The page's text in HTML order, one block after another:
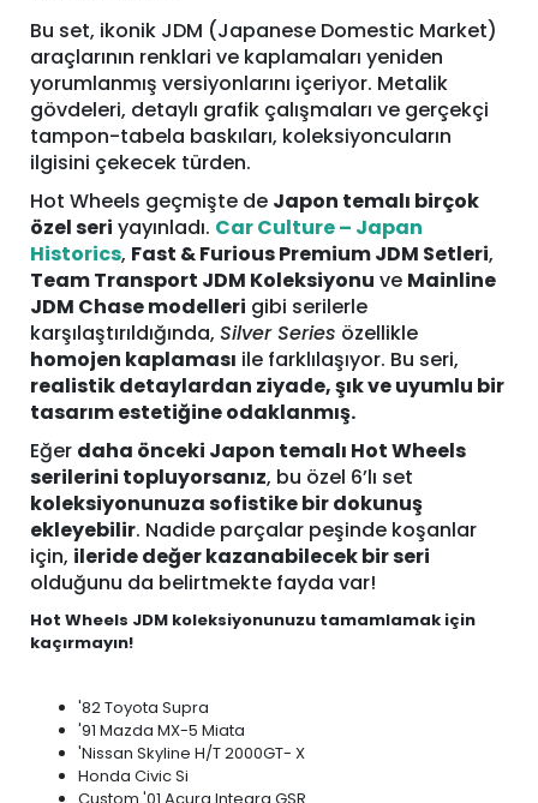
Bu set, ikonik JDM (Japanese Domestic Market)
araçlarının renklari ve kaplamaları yeniden
yorumlanmış versiyonlarını içeriyor. Metalik
gövdeleri, detaylı grafik çalışmaları ve gerçekçi
tampon-tabela baskıları, koleksiyoncuların
ilgisini çekecek türden.
Hot Wheels geçmişte de Japon temalı birçok
özel seri yayınladı. Car Culture – Japan
Historics, Fast & Furious Premium JDM Setleri,
Team Transport JDM Koleksiyonu ve Mainline
JDM Chase modelleri gibi serilerle
karşılaştırıldığında, Silver Series özellikle
homojen kaplaması ile farklılaşıyor. Bu seri,
realistik detaylardan ziyade, şık ve uyumlu bir
tasarım estetiğine odaklanmış.
Eğer daha önceki Japon temalı Hot Wheels
serilerini topluyorsanız, bu özel 6’lı set
koleksiyonunuza sofistike bir dokunuş
ekleyebilir. Nadide parçalar peşinde koşanlar
için, ileride değer kazanabilecek bir seri
olduğunu da belirtmekte fayda var!
Hot Wheels JDM koleksiyonunuzu tamamlamak için
kaçırmayın!
'82 Toyota Supra
'91 Mazda MX-5 Miata
'Nissan Skyline H/T 2000GT- X
Honda Civic Si